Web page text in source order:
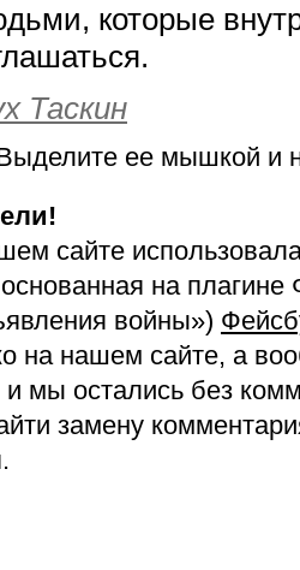
которые
Таскин
ее мышкой и
сайте
на
войны»)
на нашем сайте, а
мы остались без
замену